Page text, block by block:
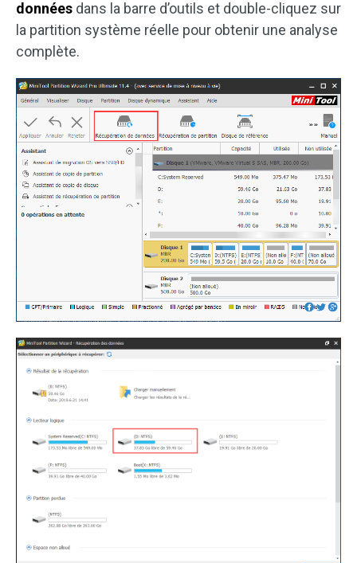
données dans la barre d’outils et double-cliquez sur
la partition système réelle pour obtenir une analyse
complète.